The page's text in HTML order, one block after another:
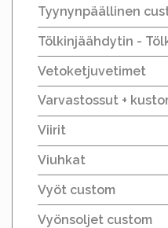
Tyynynpäällinen
Tölkinjäähdytin -
Vetoketjuvetimet
Varvastossut +
Viirit
Viuhkat
Vyöt custom
Vyönsoljet custom